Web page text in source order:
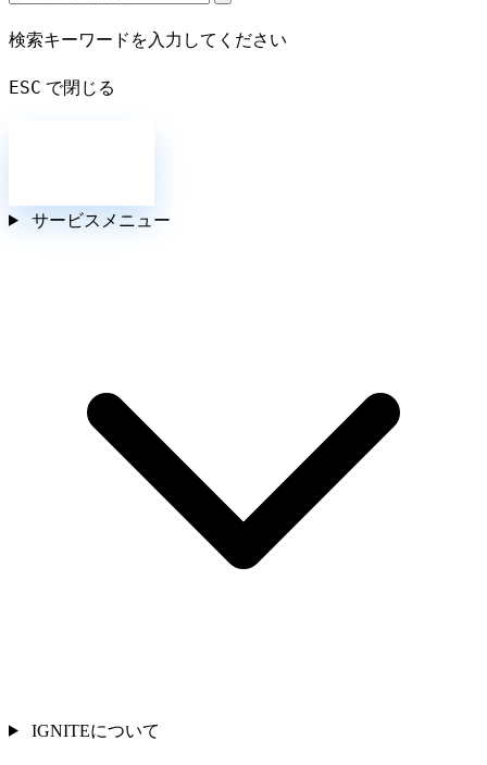
検索キーワードを入力してください
ESC で閉じる
サービスメニュー
IGNITEについて